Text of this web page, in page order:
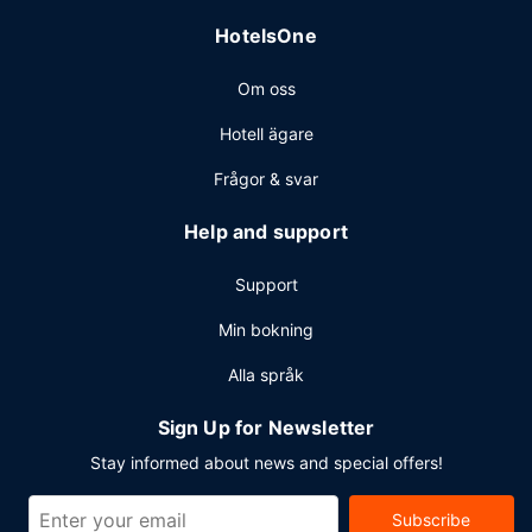
HotelsOne
Om oss
Hotell ägare
Frågor & svar
Help and support
Support
Min bokning
Alla språk
Sign Up for Newsletter
Stay informed about news and special offers!
Subscribe